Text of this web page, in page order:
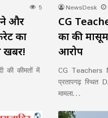
5
और
का
खबर!
की कीमतों में
NewsDesk
CG
कक्षा की
आरोप
CG Teachers
प्रतापगढ़ स्थित
मामला…